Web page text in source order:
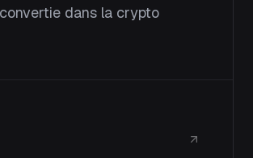
dans la crypto